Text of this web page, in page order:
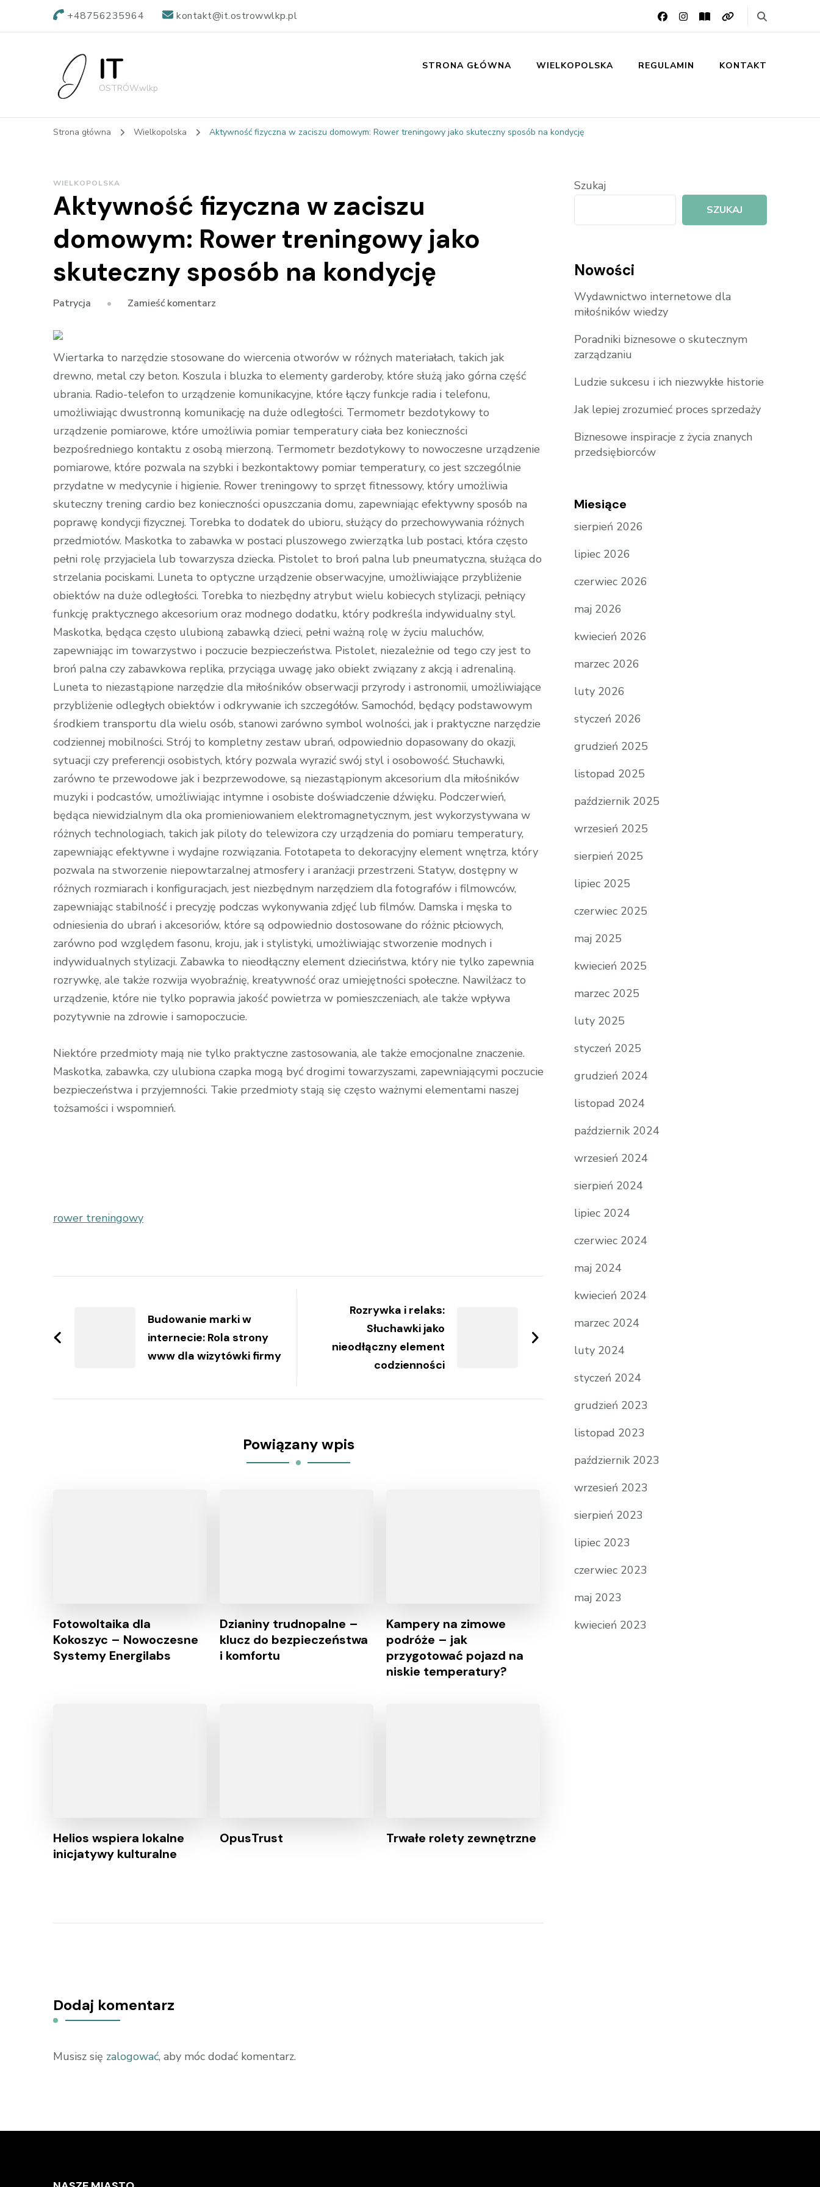
+48756235964 kontakt@it.ostrowwlkp.pl
IT
OSTRÓW.wlkp
STRONA GŁÓWNA WIELKOPOLSKA REGULAMIN KONTAKT
Strona główna Wielkopolska Aktywność fizyczna w zaciszu domowym: Rower treningowy jako skuteczny sposób na kondycję
WIELKOPOLSKA
Aktywność fizyczna w zaciszu
domowym: Rower treningowy jako
skuteczny sposób na kondycję
Patrycja Zamieść komentarz
fizyczna
domowym:
Rower
treningowy
jako
skuteczny
sposób
na
kondycję
Wiertarka to narzędzie stosowane do wiercenia otworów w różnych materiałach, takich jak
drewno, metal czy beton. Koszula i bluzka to elementy garderoby, które służą jako górna część
ubrania. Radio-telefon to urządzenie komunikacyjne, które łączy funkcje radia i telefonu,
umożliwiając dwustronną komunikację na duże odległości. Termometr bezdotykowy to
urządzenie pomiarowe, które umożliwia pomiar temperatury ciała bez konieczności
bezpośredniego kontaktu z osobą mierzoną. Termometr bezdotykowy to nowoczesne urządzenie
pomiarowe, które pozwala na szybki i bezkontaktowy pomiar temperatury, co jest szczególnie
przydatne w medycynie i higienie. Rower treningowy to sprzęt fitnessowy, który umożliwia
skuteczny trening cardio bez konieczności opuszczania domu, zapewniając efektywny sposób na
poprawę kondycji fizycznej. Torebka to dodatek do ubioru, służący do przechowywania różnych
przedmiotów. Maskotka to zabawka w postaci pluszowego zwierzątka lub postaci, która często
pełni rolę przyjaciela lub towarzysza dziecka. Pistolet to broń palna lub pneumatyczna, służąca do
strzelania pociskami. Luneta to optyczne urządzenie obserwacyjne, umożliwiające przybliżenie
obiektów na duże odległości. Torebka to niezbędny atrybut wielu kobiecych stylizacji, pełniący
funkcję praktycznego akcesorium oraz modnego dodatku, który podkreśla indywidualny styl.
Maskotka, będąca często ulubioną zabawką dzieci, pełni ważną rolę w życiu maluchów,
zapewniając im towarzystwo i poczucie bezpieczeństwa. Pistolet, niezależnie od tego czy jest to
broń palna czy zabawkowa replika, przyciąga uwagę jako obiekt związany z akcją i adrenaliną.
Luneta to niezastąpione narzędzie dla miłośników obserwacji przyrody i astronomii, umożliwiające
przybliżenie odległych obiektów i odkrywanie ich szczegółów. Samochód, będący podstawowym
środkiem transportu dla wielu osób, stanowi zarówno symbol wolności, jak i praktyczne narzędzie
codziennej mobilności. Strój to kompletny zestaw ubrań, odpowiednio dopasowany do okazji,
sytuacji czy preferencji osobistych, który pozwala wyrazić swój styl i osobowość. Słuchawki,
zarówno te przewodowe jak i bezprzewodowe, są niezastąpionym akcesorium dla miłośników
muzyki i podcastów, umożliwiając intymne i osobiste doświadczenie dźwięku. Podczerwień,
będąca niewidzialnym dla oka promieniowaniem elektromagnetycznym, jest wykorzystywana w
różnych technologiach, takich jak piloty do telewizora czy urządzenia do pomiaru temperatury,
zapewniając efektywne i wydajne rozwiązania. Fototapeta to dekoracyjny element wnętrza, który
pozwala na stworzenie niepowtarzalnej atmosfery i aranżacji przestrzeni. Statyw, dostępny w
różnych rozmiarach i konfiguracjach, jest niezbędnym narzędziem dla fotografów i filmowców,
zapewniając stabilność i precyzję podczas wykonywania zdjęć lub filmów. Damska i męska to
odniesienia do ubrań i akcesoriów, które są odpowiednio dostosowane do różnic płciowych,
zarówno pod względem fasonu, kroju, jak i stylistyki, umożliwiając stworzenie modnych i
indywidualnych stylizacji. Zabawka to nieodłączny element dzieciństwa, który nie tylko zapewnia
rozrywkę, ale także rozwija wyobraźnię, kreatywność oraz umiejętności społeczne. Nawilżacz to
urządzenie, które nie tylko poprawia jakość powietrza w pomieszczeniach, ale także wpływa
pozytywnie na zdrowie i samopoczucie.
Niektóre przedmioty mają nie tylko praktyczne zastosowania, ale także emocjonalne znaczenie.
Maskotka, zabawka, czy ulubiona czapka mogą być drogimi towarzyszami, zapewniającymi poczucie
bezpieczeństwa i przyjemności. Takie przedmioty stają się często ważnymi elementami naszej
tożsamości i wspomnień.
rower treningowy
Budowanie marki w
internecie: Rola strony
www dla wizytówki firmy
Rozrywka i relaks:
Słuchawki jako
nieodłączny element
codzienności
Powiązany wpis
Fotowoltaika dla
Kokoszyc – Nowoczesne
Systemy Energilabs
Dzianiny trudnopalne –
klucz do bezpieczeństwa
i komfortu
Kampery na zimowe
podróże – jak
przygotować pojazd na
niskie temperatury?
Helios wspiera lokalne
inicjatywy kulturalne
OpusTrust Trwałe rolety zewnętrzne
Dodaj komentarz
Musisz się zalogować, aby móc dodać komentarz.
Szukaj
SZUKAJ
Nowości
Wydawnictwo internetowe dla
miłośników wiedzy
Poradniki biznesowe o skutecznym
zarządzaniu
Ludzie sukcesu i ich niezwykłe historie
Jak lepiej zrozumieć proces sprzedaży
Biznesowe inspiracje z życia znanych
przedsiębiorców
Miesiące
sierpień 2026
lipiec 2026
czerwiec 2026
maj 2026
kwiecień 2026
marzec 2026
luty 2026
styczeń 2026
grudzień 2025
listopad 2025
październik 2025
wrzesień 2025
sierpień 2025
lipiec 2025
czerwiec 2025
maj 2025
kwiecień 2025
marzec 2025
luty 2025
styczeń 2025
grudzień 2024
listopad 2024
październik 2024
wrzesień 2024
sierpień 2024
lipiec 2024
czerwiec 2024
maj 2024
kwiecień 2024
marzec 2024
luty 2024
styczeń 2024
grudzień 2023
listopad 2023
październik 2023
wrzesień 2023
sierpień 2023
lipiec 2023
czerwiec 2023
maj 2023
kwiecień 2023